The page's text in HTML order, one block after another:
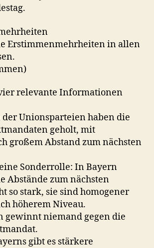
Erstimmenmehrheiten in allen
relevante Informationen
Unionsparteien haben die
geholt, mit
großem Abstand zum nächsten
Sonderrolle: In Bayern
Abstände zum nächsten
so stark, sie sind homogener
höherem Niveau.
gewinnt niemand gegen die
gibt es stärkere